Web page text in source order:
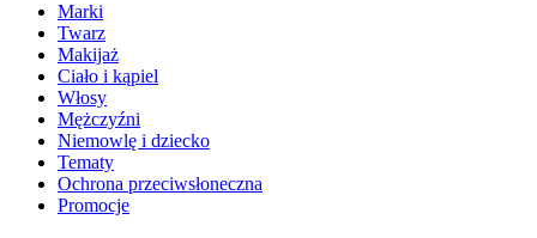
Marki
Twarz
Makijaż
Ciało i kąpiel
Włosy
Mężczyźni
Niemowlę i dziecko
Tematy
Ochrona przeciwsłoneczna
Promocje